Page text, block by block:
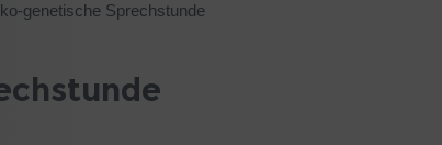
genetische Sprechstunde